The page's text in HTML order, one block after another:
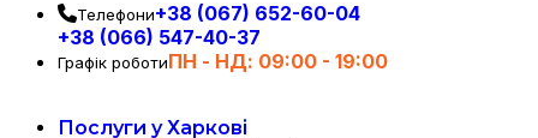
Телефони+38 (067) 652-60-04
+38 (066) 547-40-37
Графік роботиПН - НД: 09:00 - 19:00
Послуги у Харкові